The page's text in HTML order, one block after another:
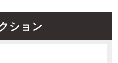
ション